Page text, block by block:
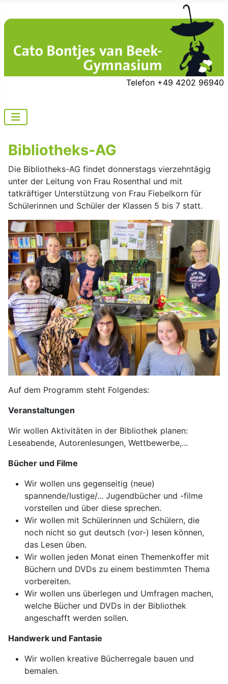
Telefon +49 4202 96940
Bibliotheks-AG
Die Bibliotheks-AG findet donnerstags vierzehntägig
unter der Leitung von Frau Rosenthal und mit
tatkräftiger Unterstützung von Frau Fiebelkorn für
Schülerinnen und Schüler der Klassen 5 bis 7 statt.
Auf dem Programm steht Folgendes:
Veranstaltungen
Wir wollen Aktivitäten in der Bibliothek planen:
Leseabende, Autorenlesungen, Wettbewerbe,...
Bücher und Filme
Wir wollen uns gegenseitig (neue)
spannende/lustige/... Jugendbücher und -filme
vorstellen und über diese sprechen.
Wir wollen mit Schülerinnen und Schülern, die
noch nicht so gut deutsch (vor-) lesen können,
das Lesen üben.
Wir wollen jeden Monat einen Themenkoffer mit
Büchern und DVDs zu einem bestimmten Thema
vorbereiten.
Wir wollen uns überlegen und Umfragen machen,
welche Bücher und DVDs in der Bibliothek
angeschafft werden sollen.
Handwerk und Fantasie
Wir wollen kreative Bücherregale bauen und
bemalen.